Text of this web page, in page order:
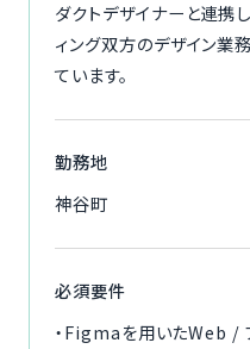
ダクトデザイナーと連携
ィング双方のデザイン業
ています。
勤務地
神谷町
必須要件
・Figmaを用いたWeb /